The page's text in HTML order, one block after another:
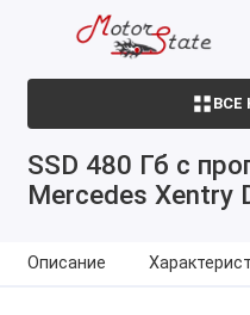
ВСЕ
SSD 480 Гб с
Mercedes Xentry
Описание